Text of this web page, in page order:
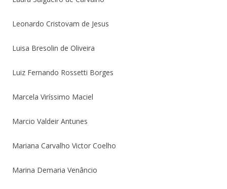
Leonardo Cristovam de Jesus
Luisa Bresolin de Oliveira
Luiz Fernando Rossetti Borges
Marcela Viríssimo Maciel
Marcio Valdeir Antunes
Mariana Carvalho Victor Coelho
Marina Demaria Venâncio